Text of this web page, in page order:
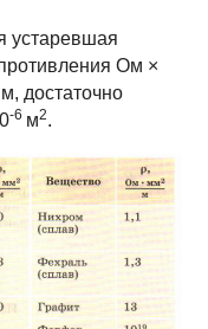
устаревшая
Ом ×
достаточно
-6 м2.